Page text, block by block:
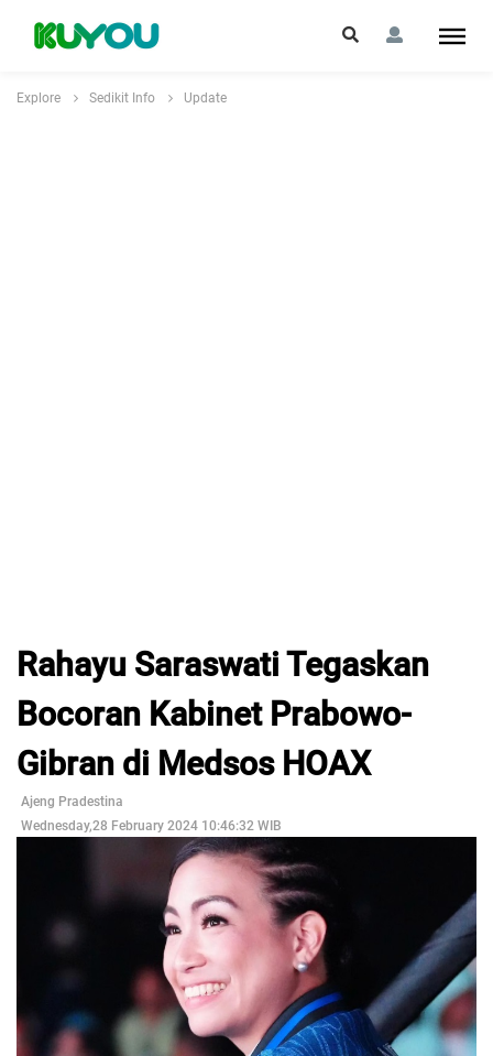
Explore Sedikit Info Update
Rahayu Saraswati Tegaskan
Bocoran Kabinet Prabowo-
Gibran di Medsos HOAX
Ajeng Pradestina
Wednesday,28 February 2024 10:46:32 WIB